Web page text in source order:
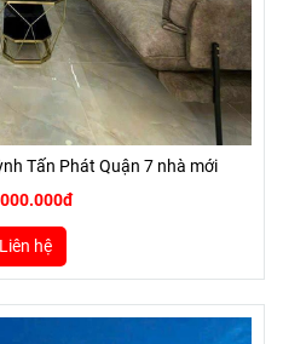
Tấn Phát Quận 7 nhà mới
Liên hệ